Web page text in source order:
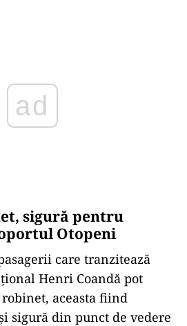
sigură pentru
Otopeni
care tranzitează
Henri Coandă pot
aceasta fiind
sigură din punct de vedere